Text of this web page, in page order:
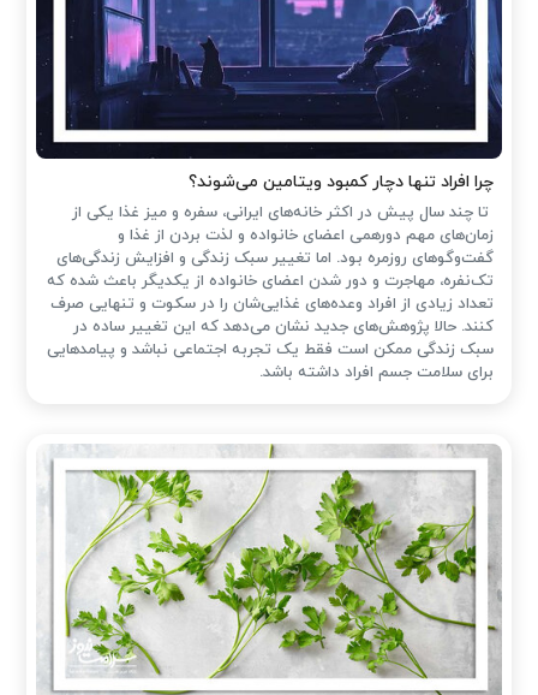
چرا افراد تنها دچار کمبود ویتامین می‌شوند؟
تا چند سال پیش در اکثر خانه‌های ایرانی، سفره و میز غذا یکی از
زمان‌های مهم دورهمی اعضای خانواده و لذت بردن از غذا و
گفت‌وگوهای روزمره بود. اما تغییر سبک زندگی و افزایش زندگی‌های
تک‌نفره، مهاجرت و دور شدن اعضای خانواده از یکدیگر باعث شده که
تعداد زیادی از افراد وعده‌های غذایی‌شان را در سکوت و تنهایی صرف
کنند. حالا پژوهش‌های جدید نشان می‌دهد که این تغییر ساده در
سبک زندگی ممکن است فقط یک تجربه اجتماعی نباشد و پیامدهایی
برای سلامت جسم افراد داشته باشد.